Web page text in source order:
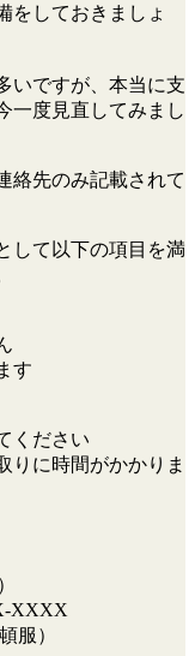
をしておきましょ
いですが、本当に支
一度見直してみまし
絡先のみ記載されて
して以下の項目を満
す
ください
りに時間がかかりま
XXXX
服）